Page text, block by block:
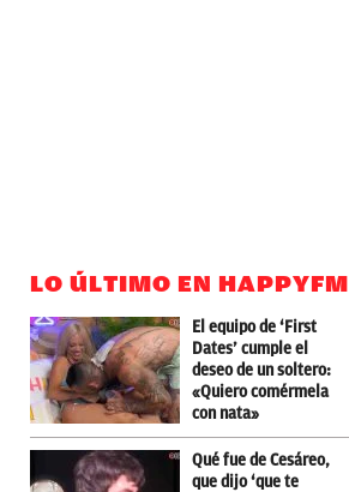
LO ÚLTIMO EN HAPPYFM
El equipo de ‘First
Dates’ cumple el
deseo de un soltero:
«Quiero comérmela
con nata»
Qué fue de Cesáreo,
que dijo ‘que te